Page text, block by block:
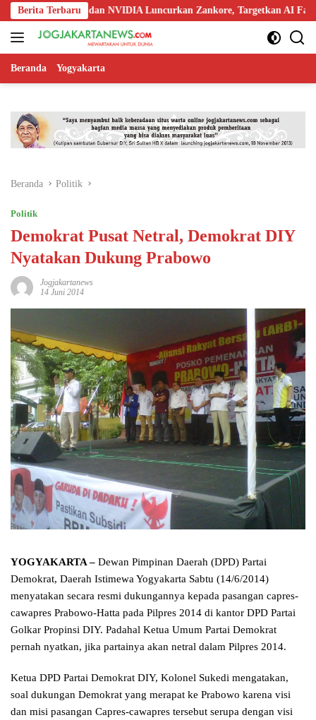
Langsung
ke
konten
Berita Terbaru
Nokia, dan NVIDIA Luncurkan Zankore, Targetkan AI Factory 1 GW
Beranda Yogyakarta
Beranda Politik
Politik
Demokrat Pusat Netral, Demokrat DIY
Nyatakan Dukung Prabowo
Jogjakartanews
14 Juni 2014
YOGYAKARTA – Dewan Pimpinan Daerah (DPD) Partai
Demokrat, Daerah Istimewa Yogyakarta Sabtu (14/6/2014)
menyatakan secara resmi dukungannya kepada pasangan capres-
cawapres Prabowo-Hatta pada Pilpres 2014 di kantor DPD Partai
Golkar Propinsi DIY. Padahal Ketua Umum Partai Demokrat
pernah nyatkan, jika partainya akan netral dalam Pilpres 2014.
Ketua DPD Partai Demokrat DIY, Kolonel Sukedi mengatakan,
soal dukungan Demokrat yang merapat ke Prabowo karena visi
dan misi pasangan Capres-cawapres tersebut serupa dengan visi